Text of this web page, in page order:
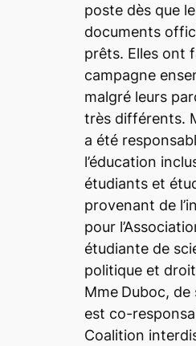
poste dès que
documents
prêts. Elles ont
campagne
malgré leurs
très différents.
a été
l’éducation
étudiants et
provenant de
pour
étudiante de
politique et
Mme Duboc, de
est co-
Coalition